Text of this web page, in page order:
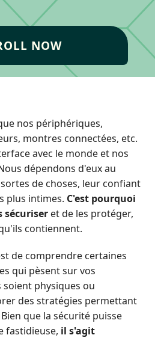
NOW
nos périphériques,
montres connectées, etc.
avec le monde et nos
dépendons d'eux au
de choses, leur confiant
plus intimes. C'est pourquoi
sécuriser et de les protéger,
contiennent.
de comprendre certaines
qui pèsent sur vos
physiques ou
des stratégies permettant
que la sécurité puisse
fastidieuse, il s'agit